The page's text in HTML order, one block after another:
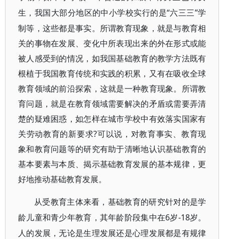
生，我国大部分地区的中小学校实行的是“六三三”学
制等，这些都是事实。所谓教育现象，就是与教育相
关的事物在发展、变化中所表现出来的外在形式或能
被人感受到的情况，如我国基础教育的教学方法既有
根植于我国教育传统和实践的积累，又有在吸收全球
教育领域的前沿探索，这就是一种教育现象。所谓教
育问题，就是在教育领域需要解决的矛盾或需要弄清
楚的疑难困惑，如怎样在城市学校中有效落实国家有
关劳动教育的新要求?可以说，对教育事实、教育现
象和教育问题等的研究有助于清晰地认识基础教育的
基本要素与本质、揭示基础教育发展的基本规律，更
好地推动基础教育发展。
从受教育主体来看，基础教育的研究针对的是学
龄儿童和青少年教育，其年龄阶段集中在6岁-18岁。
人的发展，无论是生理发展还是心理发展都是有规律